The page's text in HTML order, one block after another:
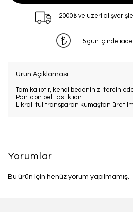
2000₺ ve üzeri
15 gün içinde
Ürün Açıklaması
Tam kalıptır, kendi bedeninizi tercih
Pantolon beli lastiklidir.
Likralı tül transparan kumaştan
Yorumlar
Bu ürün için henüz yorum yapılmamış.